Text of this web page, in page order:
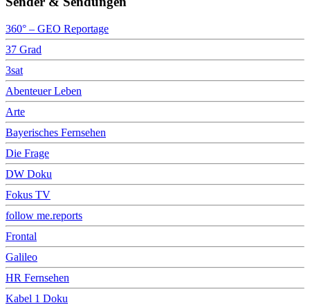
360° – GEO Reportage
37 Grad
3sat
Abenteuer Leben
Arte
Bayerisches Fernsehen
Die Frage
DW Doku
Fokus TV
follow me.reports
Frontal
Galileo
HR Fernsehen
Kabel 1 Doku